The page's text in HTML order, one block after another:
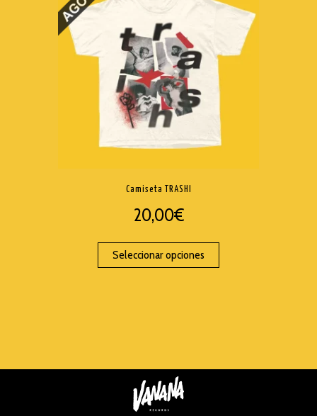
Camiseta TRASHI
20,00€
Seleccionar opciones